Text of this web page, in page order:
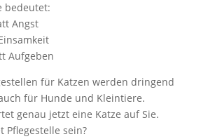
bedeutet:
Angst
Aufgeben
für Katzen werden dringend
für Hunde und Kleintiere.
genau jetzt eine Katze auf Sie.
Pflegestelle sein?